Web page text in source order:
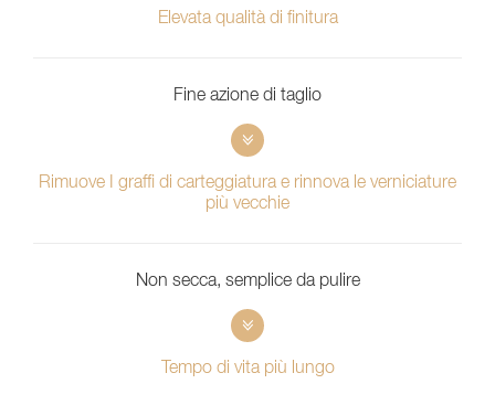
Elevata qualità di finitura
Fine azione di taglio
Rimuove I graffi di carteggiatura e rinnova le verniciature
più vecchie
Non secca, semplice da pulire
Tempo di vita più lungo